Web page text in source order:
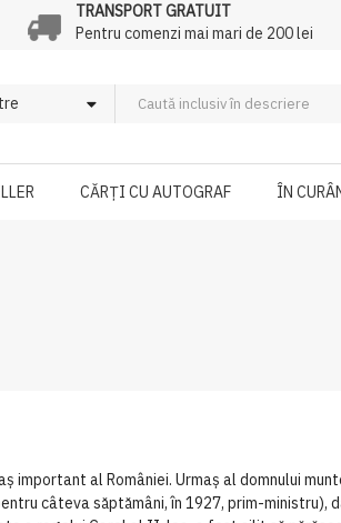
TRANSPORT GRATUIT
Pentru comenzi mai mari de 200 lei
CĂRȚI CU AUTOGRAF ÎN
al României. Urmaș al domnului
câteva săptămâni, în 1927, prim-ministru),